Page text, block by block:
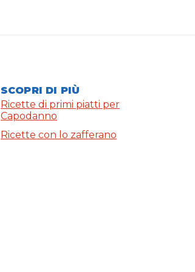
SCOPRI DI PIÙ
Ricette di primi piatti per
Capodanno
Ricette con lo zafferano